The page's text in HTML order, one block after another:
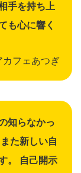
手を持ち上
も心に響く
カフェあつぎ
知らなかっ
た新しい自
。 自己開示